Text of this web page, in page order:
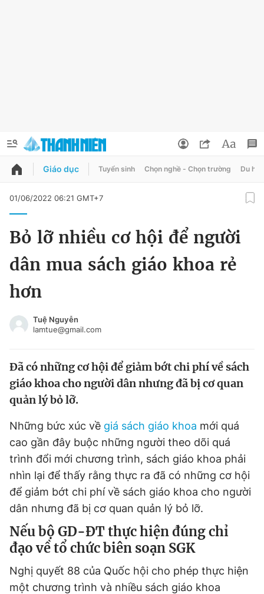
QUẢNG CÁO ĐẶT BÁO
Video Magazine
Sản phẩm khác
Tiện ích Bạn cần biết
Thông tin tòa soạn Liên hệ quảng cáo
Đọc Thanh Niên trên điện thoại
Đổi mật khẩu
Tin đã lưu
Tin đã xem
Đăng xuất
Giáo dục Tuyển sinh Chọn nghề - Chọn trường Du học
01/06/2022 06:21 GMT+7
Bỏ lỡ nhiều cơ hội để người
dân mua sách giáo khoa rẻ
hơn
Tuệ Nguyễn
lamtue@gmail.com
Đã có những cơ hội để giảm bớt chi phí về sách
giáo khoa cho người dân nhưng đã bị cơ quan
quản lý bỏ lỡ.
Những bức xúc về giá sách giáo khoa mới quá
cao gần đây buộc những người theo dõi quá
trình đổi mới chương trình, sách giáo khoa phải
nhìn lại để thấy rằng thực ra đã có những cơ hội
để giảm bớt chi phí về sách giáo khoa cho người
dân nhưng đã bị cơ quan quản lý bỏ lỡ.
Nếu bộ GD-ĐT thực hiện đúng chỉ
đạo về tổ chức biên soạn SGK
Nghị quyết 88 của Quốc hội cho phép thực hiện
một chương trình và nhiều sách giáo khoa